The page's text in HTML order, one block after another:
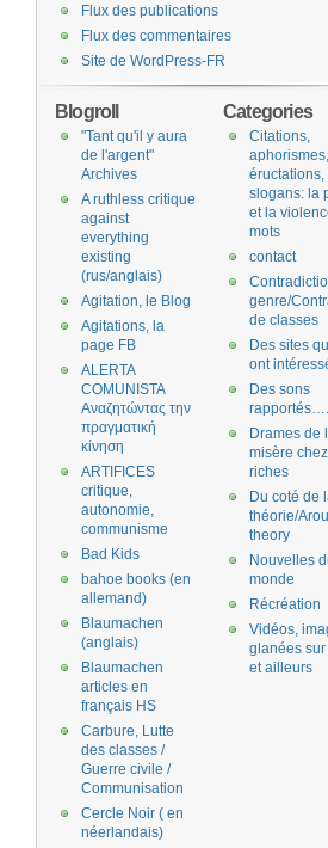
Flux des publications
Flux des commentaires
Site de WordPress-FR
Categories
Citations,
aphorismes,
éructations,
slogans: la
et la
mots
contact
genre/
de classes
Des sites
ont
Des sons
rapportés….
Drames de
misère
riches
Du coté de
théorie/
theory
Nouvelles
monde
Récréation
Vidéos,
glanées
et ailleurs
Blogroll
"Tant qu'il y aura
de l'argent"
Archives
A ruthless critique
against
everything
existing
(rus/anglais)
Agitation, le Blog
Agitations, la
page FB
ALERTA
COMUNISTA
Αναζητώντας την
πραγματική
κίνηση
ARTIFICES
critique,
autonomie,
communisme
Bad Kids
bahoe books (en
allemand)
Blaumachen
(anglais)
Blaumachen
articles en
français HS
Carbure, Lutte
des classes /
Guerre civile /
Communisation
Cercle Noir ( en
néerlandais)